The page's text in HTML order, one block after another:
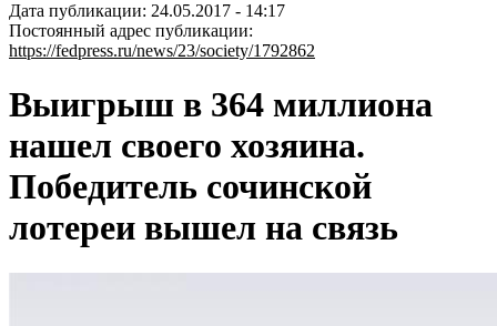
Дата публикации: 24.05.2017 - 14:17
Постоянный адрес публикации:
https://fedpress.ru/news/23/society/1792862
Выигрыш в 364 миллиона
нашел своего хозяина.
Победитель сочинской
лотереи вышел на связь